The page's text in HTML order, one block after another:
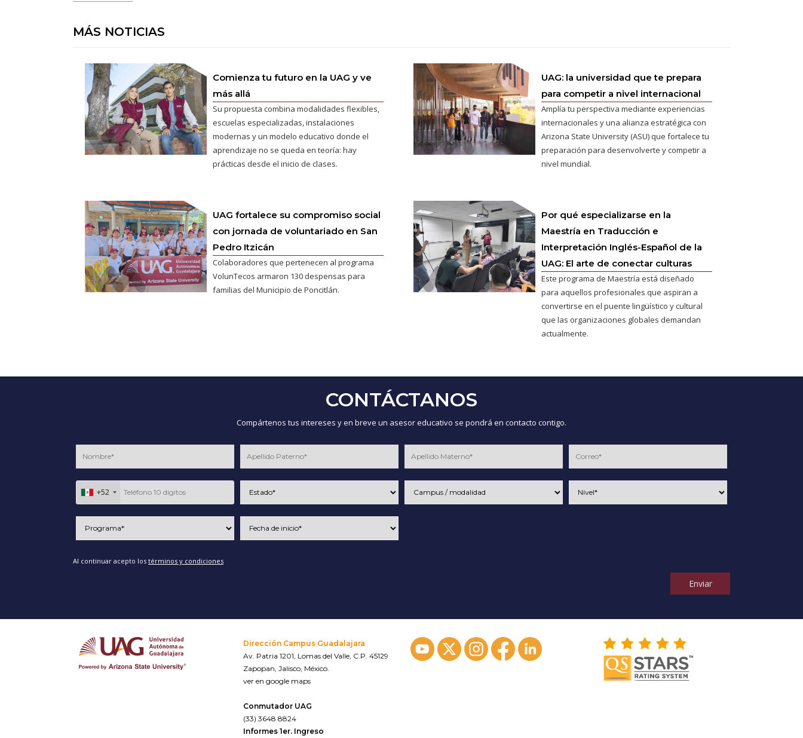
MÁS NOTICIAS
Comienza tu futuro en la UAG y ve
más allá
Su propuesta combina modalidades flexibles,
escuelas especializadas, instalaciones
modernas y un modelo educativo donde el
aprendizaje no se queda en teoría: hay
prácticas desde el inicio de clases.
UAG: la universidad que te prepara
para competir a nivel internacional
Amplía tu perspectiva mediante experiencias
internacionales y una alianza estratégica con
Arizona State University (ASU) que fortalece tu
preparación para desenvolverte y competir a
nivel mundial.
UAG fortalece su compromiso social
con jornada de voluntariado en San
Pedro Itzicán
Colaboradores que pertenecen al programa
VolunTecos armaron 130 despensas para
familias del Municipio de Poncitlán.
Por qué especializarse en la
Maestría en Traducción e
Interpretación Inglés-Español de la
UAG: El arte de conectar culturas
Este programa de Maestría está diseñado
para aquellos profesionales que aspiran a
convertirse en el puente lingüístico y cultural
que las organizaciones globales demandan
actualmente.
CONTÁCTANOS
Compártenos tus intereses y en breve un asesor educativo se pondrá en contacto contigo.
+52
Al continuar acepto los términos y condiciones
Enviar
Dirección Campus Guadalajara
Av. Patria 1201, Lomas del Valle, C.P. 45129
Zapopan, Jalisco, México.
ver en google maps
Conmutador UAG
(33) 3648 8824
Informes 1er. Ingreso